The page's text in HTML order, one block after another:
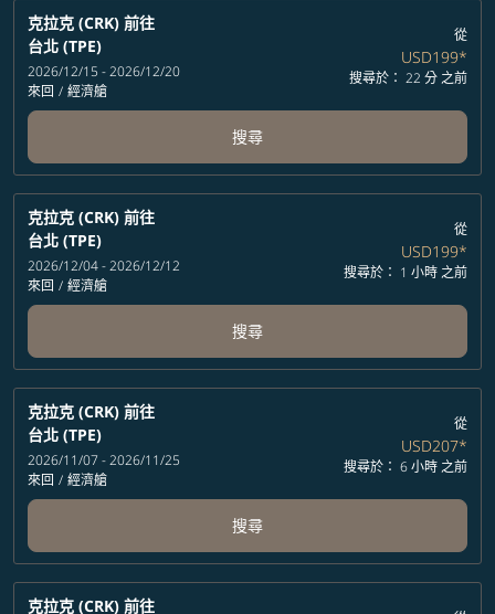
克拉克 (CRK) 前往
台北 (TPE)
2026/12/15 - 2026/12/20
來回 / 經濟艙
從
USD199*
搜尋於： 22 分 之前
搜尋
克拉克 (CRK) 前往
台北 (TPE)
2026/12/04 - 2026/12/12
來回 / 經濟艙
從
USD199*
搜尋於： 1 小時 之前
搜尋
克拉克 (CRK) 前往
台北 (TPE)
2026/11/07 - 2026/11/25
來回 / 經濟艙
從
USD207*
搜尋於： 6 小時 之前
搜尋
克拉克 (CRK) 前往